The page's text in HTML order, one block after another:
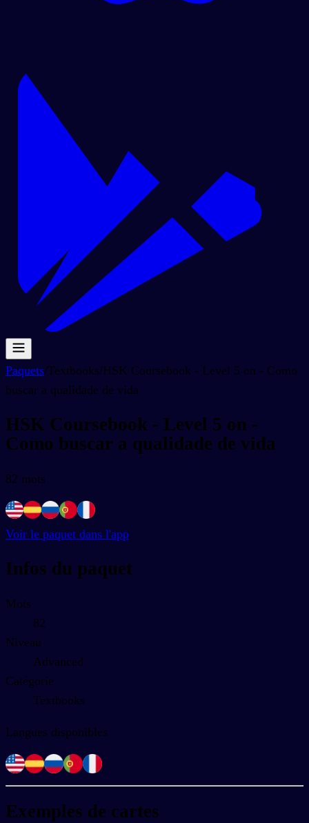
Paquets/Textbooks/HSK Coursebook - Level 5 on - Como
buscar a qualidade de vida
HSK Coursebook - Level 5 on -
Como buscar a qualidade de vida
82 mots
Voir le paquet dans l'app
Infos du paquet
Mots
82
Niveau
Advanced
Catégorie
Textbooks
Langues disponibles
Exemples de cartes